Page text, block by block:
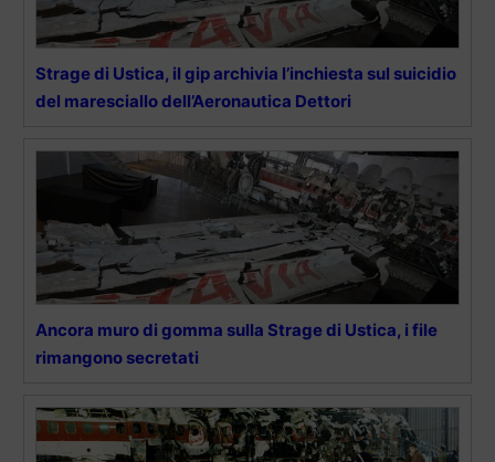
Strage di Ustica, il gip archivia l’inchiesta sul suicidio
del maresciallo dell’Aeronautica Dettori
Ancora muro di gomma sulla Strage di Ustica, i file
rimangono secretati